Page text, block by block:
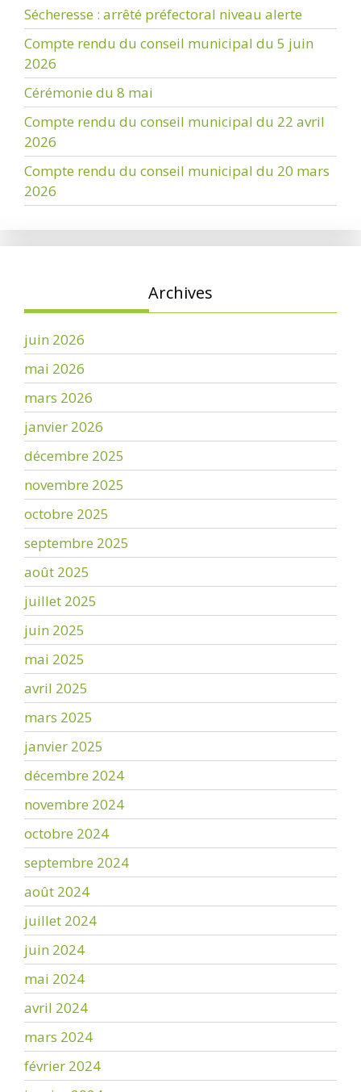
Sécheresse : arrêté préfectoral niveau alerte
Compte rendu du conseil municipal du 5 juin
2026
Cérémonie du 8 mai
Compte rendu du conseil municipal du 22 avril
2026
Compte rendu du conseil municipal du 20 mars
2026
Archives
juin 2026
mai 2026
mars 2026
janvier 2026
décembre 2025
novembre 2025
octobre 2025
septembre 2025
août 2025
juillet 2025
juin 2025
mai 2025
avril 2025
mars 2025
janvier 2025
décembre 2024
novembre 2024
octobre 2024
septembre 2024
août 2024
juillet 2024
juin 2024
mai 2024
avril 2024
mars 2024
février 2024